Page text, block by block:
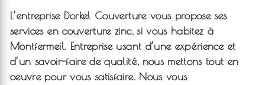
L’entreprise Dorkel Couverturevous propose ses
services encouverture zinc, si vous habitez à
Montfermeil. Entreprise usant d’une expérience et
d’un savoir-faire de qualité, nous mettons tout en
oeuvre pour vous satisfaire. Nous vous